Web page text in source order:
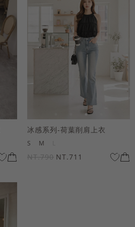
冰感系列-荷葉削肩上衣
S M
NT.790 NT.711